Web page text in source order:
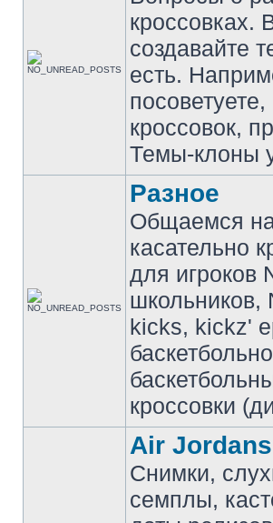
кроссовках.
создавайте
есть.
кроссовок,
Темы-клоны
Разное
Общаемся
касательно
для игроков
школьников,
kicks, kickz'
кроссовки
Air
Снимки,
семплы,